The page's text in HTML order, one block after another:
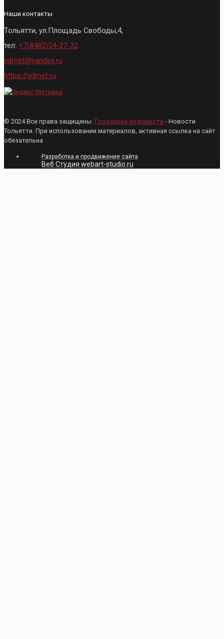
Наши контакты
Тольятти, ул.Площадь Свободы,4,
тел: +7(8482)54-37-32
vdmst@yandex.ru
https://vdmst.ru
© 2024 Все права защищены. Городские ведомости - Новости
Тольятти. При использовании материалов, активная ссылка на сайт
обязательна
Разработка и продвижение сайта
Веб Студия webart-studio.ru